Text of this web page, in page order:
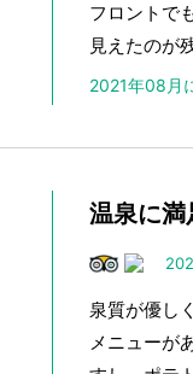
フロントで
見えたのが
2021年08月
温泉に満
泉質が優し
メニューが